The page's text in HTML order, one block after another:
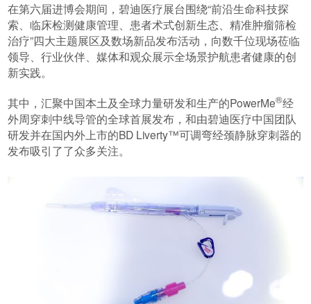
在第六届进博会期间，碧迪医疗展台围绕“前沿生命科技探
索、临床检测健康管理、患者术式创新生态、精准肿瘤筛检
治疗”四大主题展区及数场新品发布活动，向数千位现场莅临
领导、行业伙伴、媒体和观众展示全场景护航患者健康的创
新实践。
其中，汇聚中国本土及全球力量研发和生产的PowerMe®经
外周穿刺中线导管的全球首展发布，和由碧迪医疗中国团队
研发并在国内外上市的BD Liverty™可调弯经颈静脉穿刺器的
发布吸引了了众多关注。